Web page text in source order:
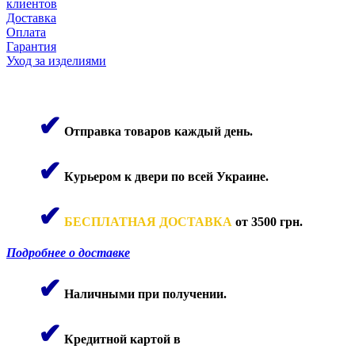
клиентов
Доставка
Оплата
Гарантия
Уход за изделиями
✔ Отправка товаров каждый день.
✔ Курьером к двери по всей Украине.
✔ БЕСПЛАТНАЯ ДОСТАВКА от 3500 грн.
Подробнее о доставке
✔ Наличными при получении.
✔ Кредитной картой в